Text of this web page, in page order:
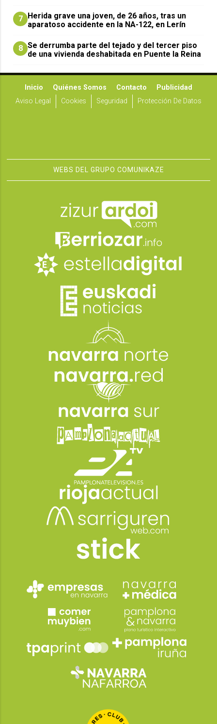
7 Herida grave una joven, de 26 años, tras un
aparatoso accidente en la NA-122, en Lerín
8 Se derrumba parte del tejado y del tercer piso
de una vivienda deshabitada en Puente la Reina
Inicio Quiénes Somos Contacto
Publicidad
Aviso Legal
Cookies Seguridad Protección De Datos
WEBS DEL GRUPO COMUNIKAZE